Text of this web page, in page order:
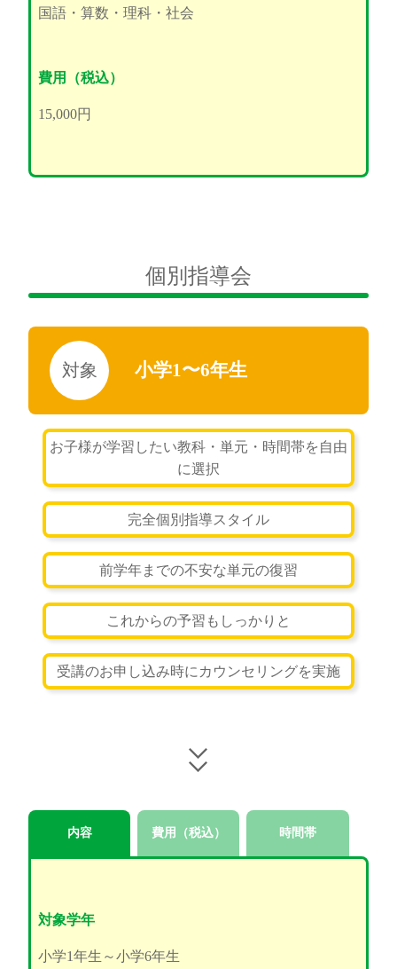
国語・算数・理科・社会
費用（税込）
15,000円
個別指導会
小学1〜6年生
お子様が学習したい教科・単元・時間帯を自由
に選択
完全個別指導スタイル
前学年までの不安な単元の復習
これからの予習もしっかりと
受講のお申し込み時にカウンセリングを実施
内容 費用（税込） 時間帯
対象学年
小学1年生～小学6年生